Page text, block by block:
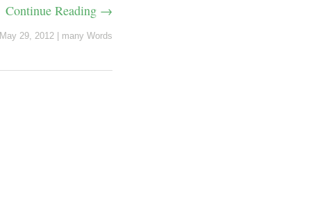
Continue Reading →
May 29, 2012 many Words